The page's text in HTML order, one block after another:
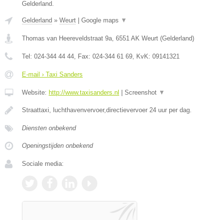
Gelderland.
Gelderland » Weurt Google maps ▼
Thomas van Heereveldstraat 9a 6551 AK Weurt (Gelderland)
Tel: 024-344 44 44 , Fax: 024-344 61 69 , KvK: 09141321
E-mail › Taxi Sanders
Website: http://www.taxisanders.nl Screenshot ▼
Straattaxi, luchthavenvervoer,directievervoer 24 uur per dag.
Diensten onbekend
Openingstijden onbekend
Sociale media: